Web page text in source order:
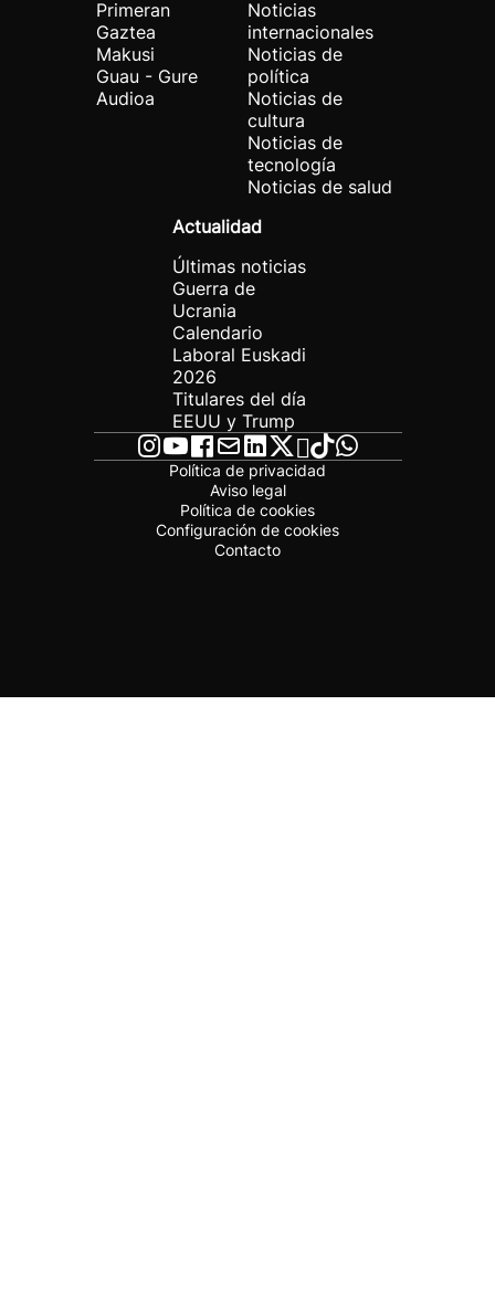
Primeran
Gaztea
Makusi
Guau - Gure
Audioa
Noticias
internacionales
Noticias de
política
Noticias de
cultura
Noticias de
tecnología
Noticias de salud
Actualidad
Últimas noticias
Guerra de
Ucrania
Calendario
Laboral Euskadi
2026
Titulares del día
EEUU y Trump
Política de privacidad
Aviso legal
Política de cookies
Configuración de cookies
Contacto